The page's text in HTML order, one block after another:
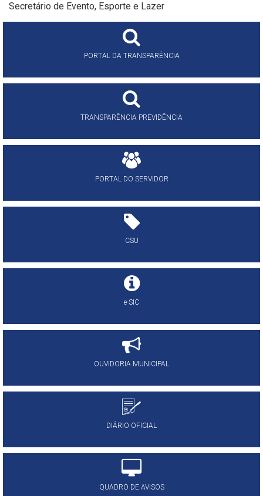
Secretário de Evento, Esporte e Lazer
PORTAL DA TRANSPARÊNCIA
TRANSPARÊNCIA PREVIDÊNCIA
PORTAL DO SERVIDOR
CSU
e-SIC
OUVIDORIA MUNICIPAL
DIÁRIO OFICIAL
QUADRO DE AVISOS